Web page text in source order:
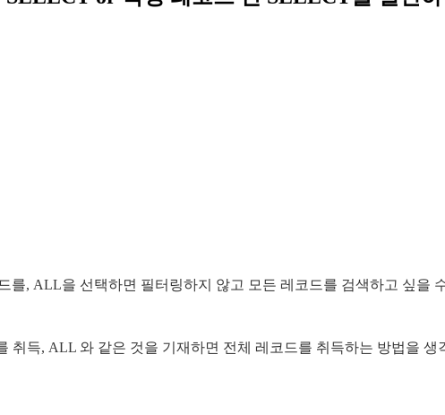
를, ALL을 선택하면 필터링하지 않고 모든 레코드를 검색하고 싶을
취득, ALL 와 같은 것을 기재하면 전체 레코드를 취득하는 방법을 생